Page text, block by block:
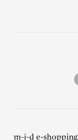
m-i-d e-shopping